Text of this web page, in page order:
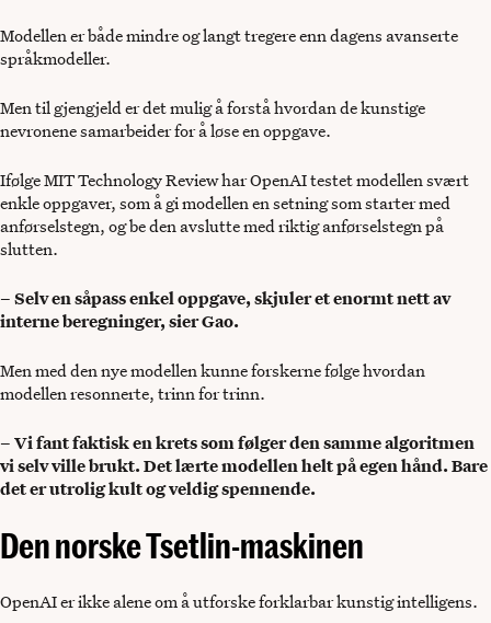
Modellen er både mindre og langt tregere enn dagens avanserte
språkmodeller.
Men til gjengjeld er det mulig å forstå hvordan de kunstige
nevronene samarbeider for å løse en oppgave.
Ifølge MIT Technology Review har OpenAI testet modellen svært
enkle oppgaver, som å gi modellen en setning som starter med
anførselstegn, og be den avslutte med riktig anførselstegn på
slutten.
– Selv en såpass enkel oppgave, skjuler et enormt nett av
interne beregninger, sier Gao.
Men med den nye modellen kunne forskerne følge hvordan
modellen resonnerte, trinn for trinn.
– Vi fant faktisk en krets som følger den samme algoritmen
vi selv ville brukt. Det lærte modellen helt på egen hånd. Bare
det er utrolig kult og veldig spennende.
Den norske Tsetlin-maskinen
OpenAI er ikke alene om å utforske forklarbar kunstig intelligens.